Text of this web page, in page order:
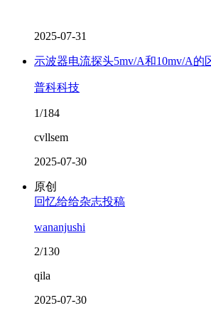
2025-07-31
示波器电流探头5mv/A和10mv/A的
普科科技
1/184
cvllsem
2025-07-30
原创
回忆给给杂志投稿
wananjushi
2/130
qila
2025-07-30